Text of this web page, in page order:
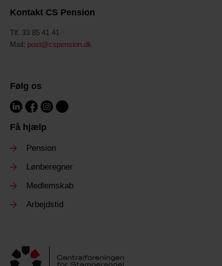
Kontakt CS Pension
Tlf. 33 85 41 41
Mail: post@cspension.dk
Følg os
Få hjælp
Pension
Lønberegner
Medlemskab
Arbejdstid